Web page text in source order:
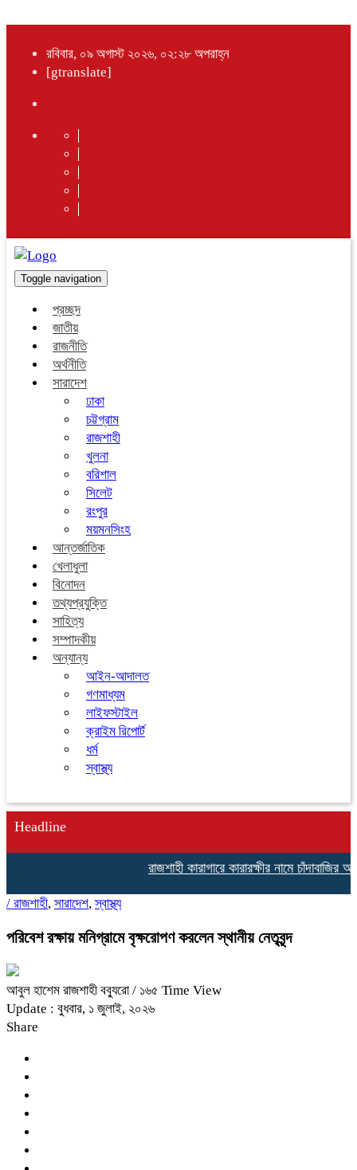
রবিবার, ০৯ অগাস্ট ২০২৬, ০২:২৮ অপরাহ্ন
[gtranslate]
Toggle navigation
প্রচ্ছদ
জাতীয়
রাজনীতি
অর্থনীতি
সারাদেশ
ঢাকা
চট্টগ্রাম
রাজশাহী
খুলনা
বরিশাল
সিলেট
রংপুর
ময়মনসিংহ
আন্তর্জাতিক
খেলাধুলা
বিনোদন
তথ্যপ্রযুক্তি
সাহিত্য
সম্পাদকীয়
অন্যান্য
আইন-আদালত
গণমাধ্যম
লাইফস্টাইল
ক্রাইম রিপোর্ট
ধর্ম
স্বাস্থ্য
Headline
রাজশাহী কারাগারে কারারক্ষীর নামে চাঁদাবাজির
/ রাজশাহী, সারাদেশ,স্বাস্থ্য
পরিবেশ রক্ষায় মনিগ্রামে বৃক্ষরোপণ করলেন স্থানীয় নেতৃবৃন্দ
আবুল হাশেম রাজশাহী বব্যুরো/ ১৬৫ Time View
Update : বুধবার, ১ জুলাই, ২০২৬
Share